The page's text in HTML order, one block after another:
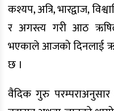
कश्यप, अत्रि, भारद्वाज,
र अगस्त्य गरी आठ
भएकाले आजको दिनलाई
छ ।
वैदिक गुरु परम्पराअनुसार